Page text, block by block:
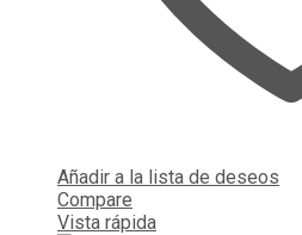
Añadir a la lista de deseos
Compare
Vista rápida